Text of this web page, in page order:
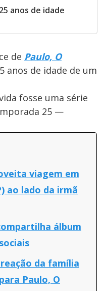
anos de idade
de Paulo, O
anos de idade de um
fosse uma série
25 —
viagem em
ao lado da irmã
álbum
da família
Paulo, O